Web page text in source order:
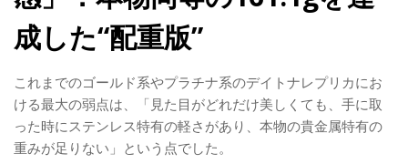
成した“配重版”
これまでのゴールド系やプラチナ系のデイトナレプリカにお
ける最大の弱点は、「見た目がどれだけ美しくても、手に取
った時にステンレス特有の軽さがあり、本物の貴金属特有の
重みが足りない」という点でした。